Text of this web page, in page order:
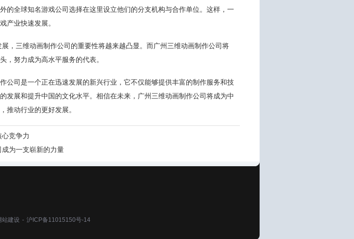
的全球知名游戏公司选择在这里设立他们的分支机构与合作单位。这样，一
产业快速发展。
，三维动画制作公司的重要性将越来越凸显。而广州三维动画制作公司将
，努力成为高水平服务的代表。
公司是一个正在迅速发展的新兴行业，它不仅能够提供丰富的制作服务和技
发展和提升中国的文化水平。相信在未来，广州三维动画制作公司将成为中
推动行业的更好发展。
竞争力
为一支崭新的力量
站建设 - 沪ICP备11015150号-14